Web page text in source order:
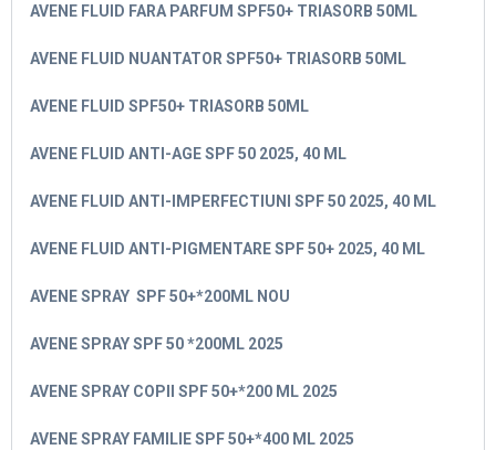
AVENE FLUID FARA PARFUM SPF50+ TRIASORB 50ML
AVENE FLUID NUANTATOR SPF50+ TRIASORB 50ML
AVENE FLUID SPF50+ TRIASORB 50ML
AVENE FLUID ANTI-AGE SPF 50 2025, 40 ML
AVENE FLUID ANTI-IMPERFECTIUNI SPF 50 2025, 40 ML
AVENE FLUID ANTI-PIGMENTARE SPF 50+ 2025, 40 ML
AVENE SPRAY SPF 50+*200ML NOU
AVENE SPRAY SPF 50 *200ML 2025
AVENE SPRAY COPII SPF 50+*200 ML 2025
AVENE SPRAY FAMILIE SPF 50+*400 ML 2025